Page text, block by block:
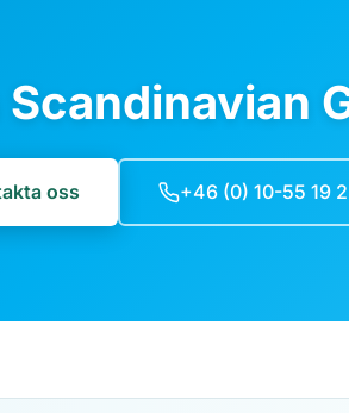
oss +46 (0) 10-55 19